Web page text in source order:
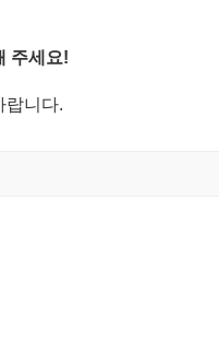
주세요!
랍니다.